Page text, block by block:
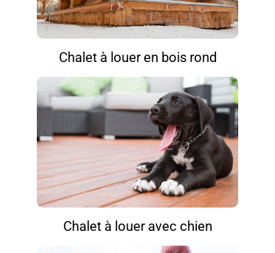
Chalet à louer en bois rond
Chalet à louer avec chien